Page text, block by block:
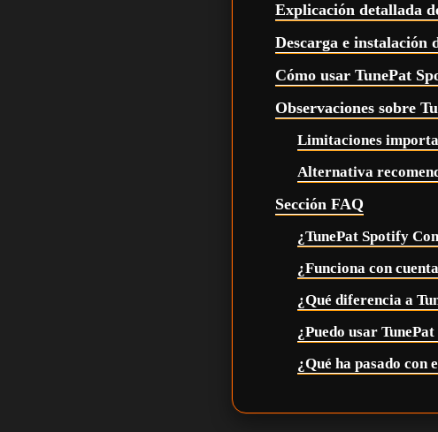
Explicación detallada
Descarga e instalación
Cómo usar TunePat
Observaciones sobre
Limitaciones
Alternativa
Sección FAQ
¿TunePat Spotify
¿Funciona con
¿Qué diferencia a
¿Puedo usar
¿Qué ha pasado con